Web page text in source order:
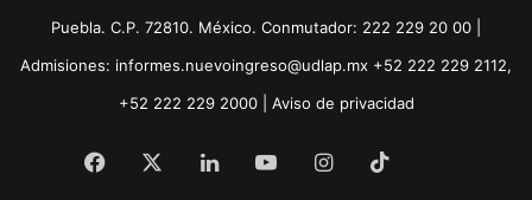
Puebla. C.P. 72810. México. Conmutador: 222 229 20 00 |
Admisiones: informes.nuevoingreso@udlap.mx +52 222 229 2112,
+52 222 229 2000 | Aviso de privacidad
Facebook LinkedInYouTubeInstagram